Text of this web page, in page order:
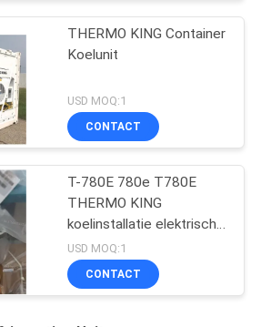
THERMO KING Container
Koelunit
USD MOQ:1
CONTACT
T-780E 780e T780E
THERMO KING
koelinstallatie elektrische
ventilator met
dieselmotor met
elektrische standby
USD MOQ:1
CONTACT